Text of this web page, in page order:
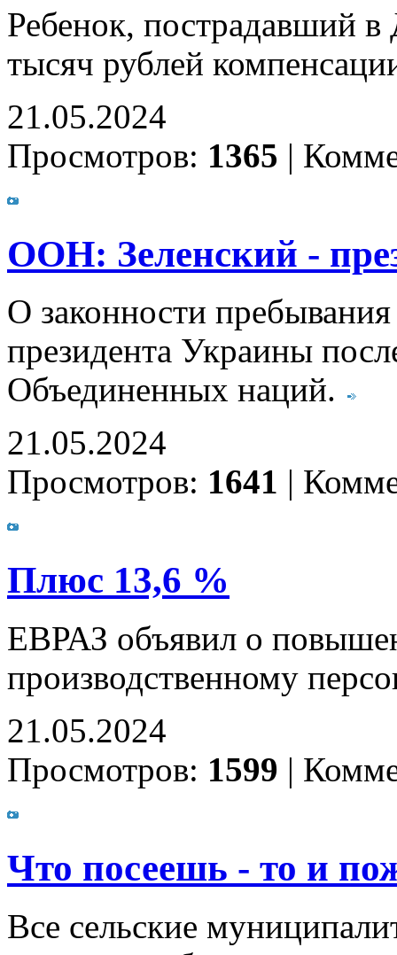
Ребенок, пострадавший
тысяч рублей
21.05.2024
Просмотров: 1365 |
ООН: Зеленский -
О законности
президента Украины
Объединенных наций.
21.05.2024
Просмотров: 1641 |
Плюс 13,6 %
ЕВРАЗ объявил о
производственному
21.05.2024
Просмотров: 1599 |
Что посеешь - то и
Все сельские